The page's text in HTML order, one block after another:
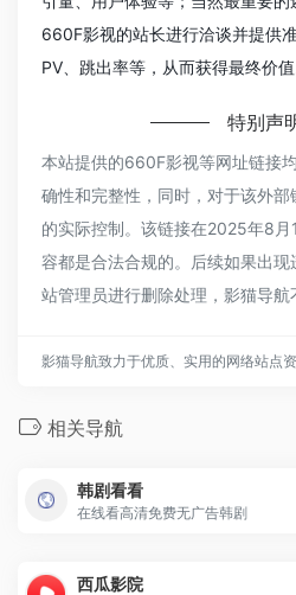
660F影视的站长进行洽谈并提供
PV、跳出率等，从而获得最终价值
特别声
本站提供的660F影视等网址链接
确性和完整性，同时，对于该外
的实际控制。该链接在2025年8
容都是合法合规的。后续如果出
站管理员进行删除处理，影猫导航
影猫导航致力于优质、实用的网络站点
相关导航
韩剧看看
在线看高清免费无广告韩剧
西瓜影院